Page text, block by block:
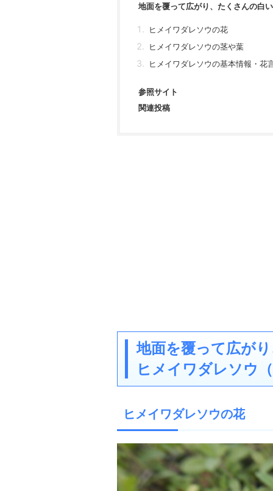
地面を覆って広がり、たくさんの白
ヒメイワダレソウの花
ヒメイワダレソウの茎や葉
ヒメイワダレソウの基本情報・花
参照サイト
関連投稿
地面を覆って広が
ヒメイワダレソウ
ヒメイワダレソウの花